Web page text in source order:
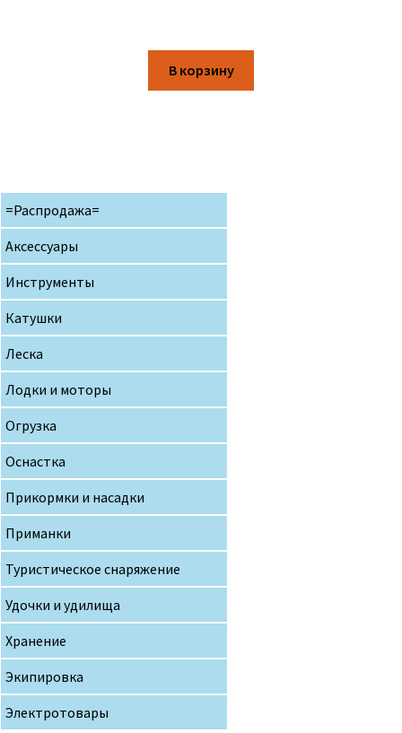
В корзину
=Распродажа=
Аксессуары
Инструменты
Катушки
Леска
Лодки и моторы
Огрузка
Оснастка
Прикормки и насадки
Приманки
Туристическое снаряжение
Удочки и удилища
Хранение
Экипировка
Электротовары